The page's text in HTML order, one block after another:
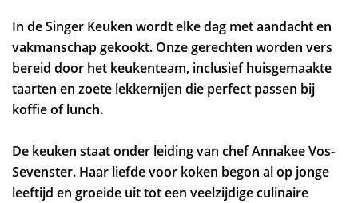
In de Singer Keuken wordt elke dag met aandacht en
vakmanschap gekookt. Onze gerechten worden vers
bereid door het keukenteam, inclusief huisgemaakte
taarten en zoete lekkernijen die perfect passen bij
koffie of lunch.
De keuken staat onder leiding van chef Annakee Vos-
Sevenster. Haar liefde voor koken begon al op jonge
leeftijd en groeide uit tot een veelzijdige culinaire